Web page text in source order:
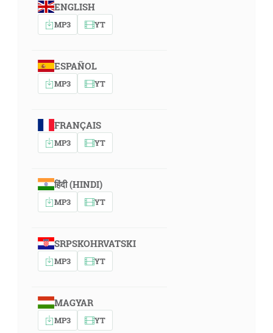
ENGLISH
MP3 YT
ESPAÑOL
MP3 YT
FRANÇAIS
MP3 YT
हिंदी (HINDI)
MP3 YT
SRPSKOHRVATSKI
MP3 YT
MAGYAR
MP3 YT